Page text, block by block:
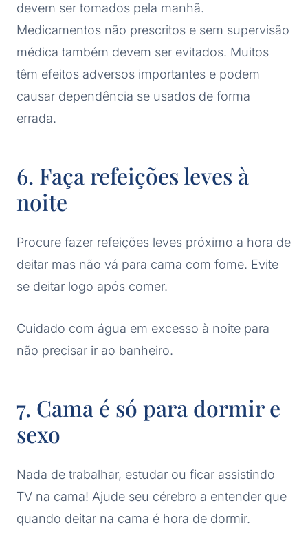
devem ser tomados pela manhã.
Medicamentos não prescritos e sem supervisão
médica também devem ser evitados. Muitos
têm efeitos adversos importantes e podem
causar dependência se usados de forma
errada.
6. Faça refeições leves à
noite
Procure fazer refeições leves próximo a hora de
deitar mas não vá para cama com fome. Evite
se deitar logo após comer.
Cuidado com água em excesso à noite para
não precisar ir ao banheiro.
7. Cama é só para dormir e
sexo
Nada de trabalhar, estudar ou ficar assistindo
TV na cama! Ajude seu cérebro a entender que
quando deitar na cama é hora de dormir.